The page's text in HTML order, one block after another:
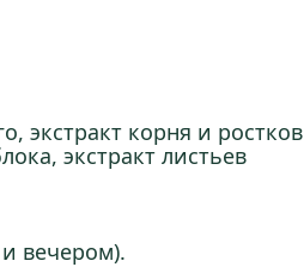
экстракт корня и ростков
экстракт листьев
вечером).